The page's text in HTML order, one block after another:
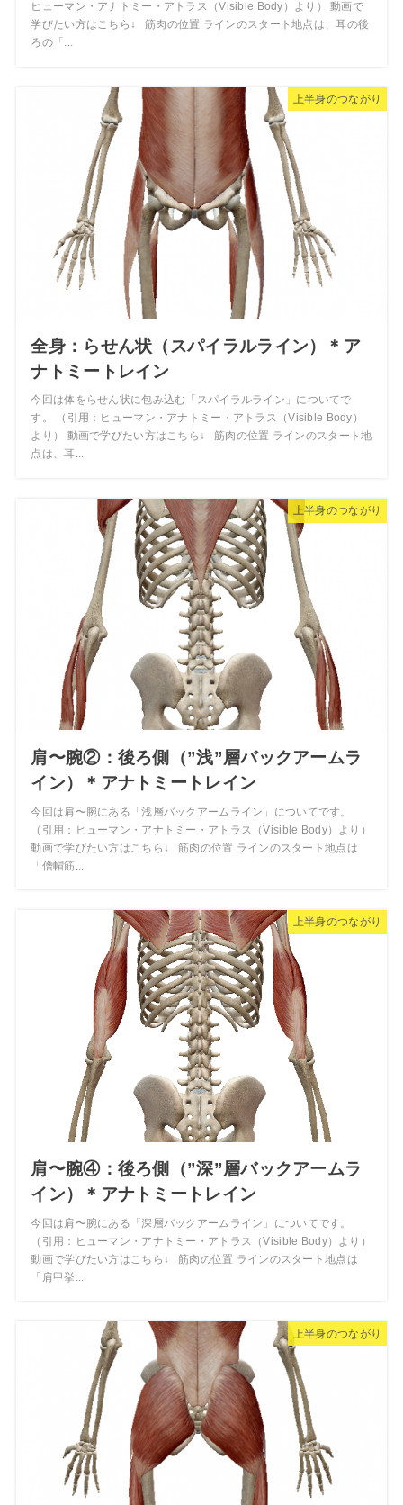
ヒューマン・アナトミー・アトラス（Visible Body）より） 動画で
学びたい方はこちら↓ 筋肉の位置 ラインのスタート地点は、耳の後
ろの「...
上半身のつながり
全身：らせん状（スパイラルライン）＊ア
ナトミートレイン
今回は体をらせん状に包み込む「スパイラルライン」についてで
す。 （引用：ヒューマン・アナトミー・アトラス（Visible Body）
より） 動画で学びたい方はこちら↓ 筋肉の位置 ラインのスタート地
点は、耳...
上半身のつながり
肩〜腕②：後ろ側（”浅”層バックアームラ
イン）＊アナトミートレイン
今回は肩〜腕にある「浅層バックアームライン」についてです。
（引用：ヒューマン・アナトミー・アトラス（Visible Body）より）
動画で学びたい方はこちら↓ 筋肉の位置 ラインのスタート地点は
「僧帽筋...
上半身のつながり
肩〜腕④：後ろ側（”深”層バックアームラ
イン）＊アナトミートレイン
今回は肩〜腕にある「深層バックアームライン」についてです。
（引用：ヒューマン・アナトミー・アトラス（Visible Body）より）
動画で学びたい方はこちら↓ 筋肉の位置 ラインのスタート地点は
「肩甲挙...
上半身のつながり